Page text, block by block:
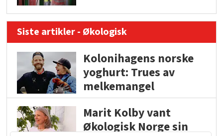
Siste artikler - Økologisk
Kolonihagens norske
yoghurt: Trues av
melkemangel
Marit Kolby vant
Økologisk Norge sin